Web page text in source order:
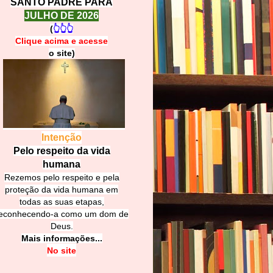
SANTO PADRE PARA
JULHO DE 2026
(👆👆👆
Clique acima e acesse
o site)
Intenção
Pelo respeito da vida
humana
Rezemos pelo respeito e pela
proteção da vida humana em
todas as suas etapas,
a como um dom de
Deus.
Mais informações...
No site